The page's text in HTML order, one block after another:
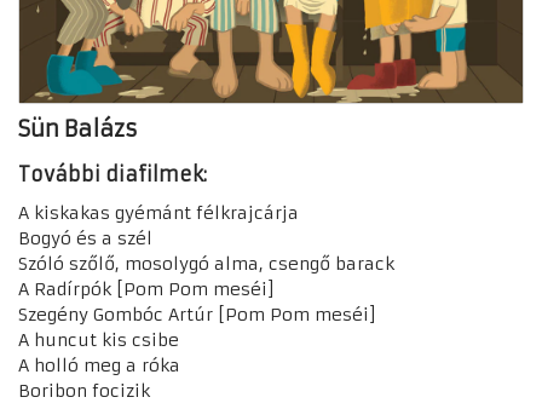
Sün Balázs
További diafilmek:
A kiskakas gyémánt félkrajcárja
Bogyó és a szél
Szóló szőlő, mosolygó alma, csengő barack
A Radírpók [Pom Pom meséi]
Szegény Gombóc Artúr [Pom Pom meséi]
A huncut kis csibe
A holló meg a róka
Boribon focizik